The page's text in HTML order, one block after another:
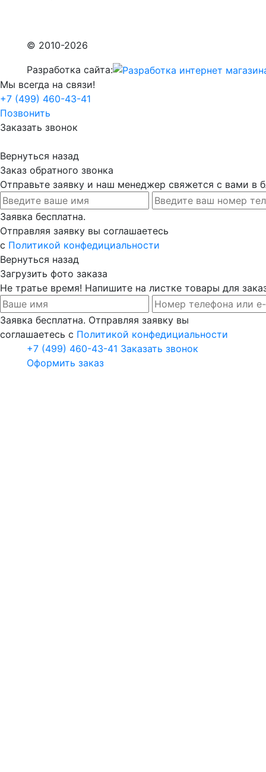
© 2010-2026
Разработка сайта:
Мы всегда на связи!
+7 (499) 460-43-41
Позвонить
Заказать звонок
Вернуться назад
Заказ обратного звонка
Отправьте заявку и наш менеджер свяжется с вами в
Заявка бесплатна.
Отправляя заявку вы соглашаетесь
с Политикой конфедициальности
Вернуться назад
Загрузить фото заказа
Не тратье время! Напишите на листке товары для
Заявка бесплатна. Отправляя заявку вы
соглашаетесь с Политикой конфедициальности
+7 (499) 460-43-41 Заказать звонок
Оформить заказ